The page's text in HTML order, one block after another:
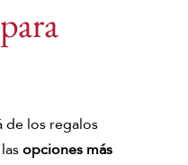
Spa Capilar
de los regalos
opciones más